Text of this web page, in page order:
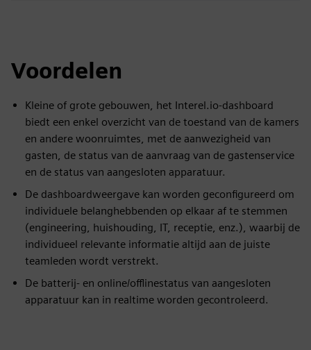
Voordelen
Kleine of grote gebouwen, het Interel.io-dashboard
biedt een enkel overzicht van de toestand van de kamers
en andere woonruimtes, met de aanwezigheid van
gasten, de status van de aanvraag van de gastenservice
en de status van aangesloten apparatuur.
De dashboardweergave kan worden geconfigureerd om
individuele belanghebbenden op elkaar af te stemmen
(engineering, huishouding, IT, receptie, enz.), waarbij de
individueel relevante informatie altijd aan de juiste
teamleden wordt verstrekt.
De batterij- en online/offlinestatus van aangesloten
apparatuur kan in realtime worden gecontroleerd.